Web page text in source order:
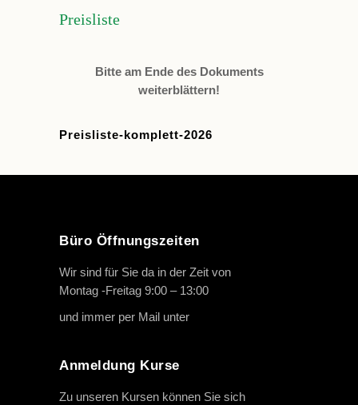
Preisliste
Bitte am Ende des Dokuments
weiterblättern!
Preisliste-komplett-2026
Büro Öffnungszeiten
Wir sind für Sie da in der Zeit von
Montag -Freitag 9:00 – 13:00
und immer per Mail unter
Anmeldung Kurse
Zu unseren Kursen können Sie sich